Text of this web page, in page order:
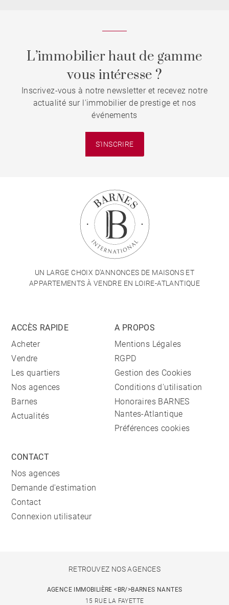
L’immobilier haut de gamme
vous intéresse ?
Inscrivez-vous à notre newsletter et recevez notre
actualité sur l'immobilier de prestige et nos
événements
S'INSCRIRE
UN LARGE CHOIX D'ANNONCES DE MAISONS ET
APPARTEMENTS À VENDRE EN LOIRE-ATLANTIQUE
ACCÈS RAPIDE
Acheter
Vendre
Les quartiers
Nos agences
Barnes
Actualités
A PROPOS
Mentions Légales
RGPD
Gestion des Cookies
Conditions d'utilisation
Honoraires BARNES
Nantes-Atlantique
Préférences cookies
CONTACT
Nos agences
Demande d'estimation
Contact
Connexion utilisateur
RETROUVEZ NOS AGENCES
AGENCE IMMOBILIÈRE <BR/>BARNES NANTES
15 RUE LA FAYETTE